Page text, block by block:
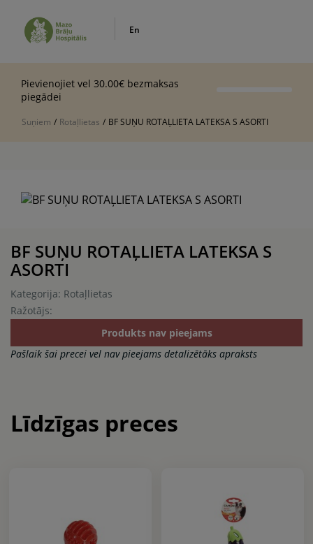
En
Pievienojiet vel 30.00€ bezmaksas
piegādei
Suņiem / Rotaļlietas / BF SUŅU ROTAĻLIETA LATEKSA S ASORTI
BF SUŅU ROTAĻLIETA LATEKSA S
ASORTI
Kategorija: Rotaļlietas
Ražotājs:
Produkts nav pieejams
Pašlaik šai precei vel nav pieejams detalizētāks apraksts
Līdzīgas preces